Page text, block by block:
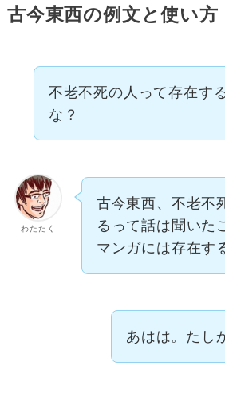
古今東西の例文と使い方
不老不死の人って存在す
な？
わたたく
古今東西、不老不
るって話は聞いた
マンガには存在す
あはは。たし